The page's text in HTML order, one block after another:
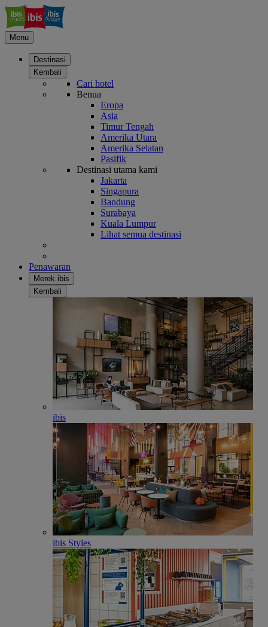
Menu
Destinasi
Kembali
Cari hotel
Benua
Eropa
Asia
Timur Tengah
Amerika Utara
Amerika Selatan
Pasifik
Destinasi utama kami
Jakarta
Singapura
Bandung
Surabaya
Kuala Lumpur
Lihat semua destinasi
Penawaran
Merek ibis
Kembali
ibis
ibis Styles